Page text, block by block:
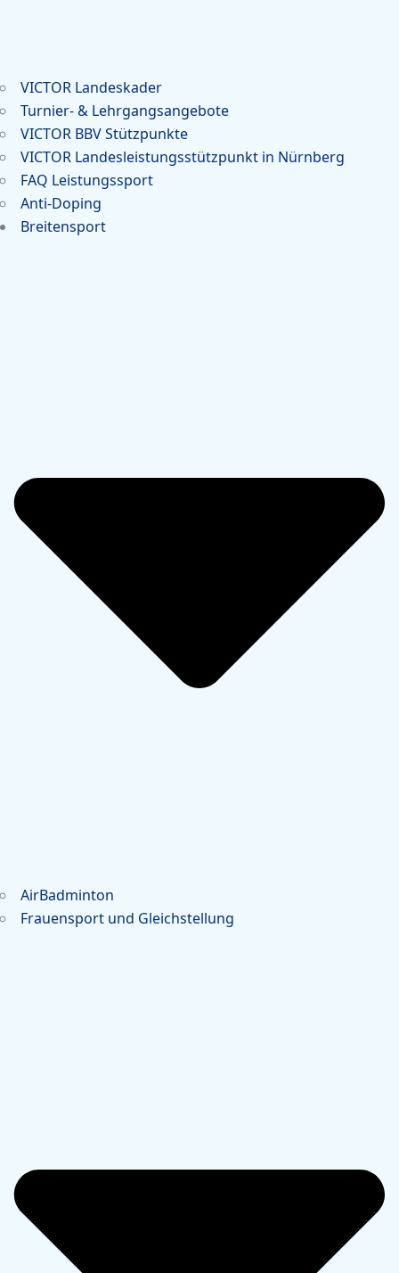
VICTOR Landeskader
Turnier- & Lehrgangsangebote
VICTOR BBV Stützpunkte
VICTOR Landesleistungsstützpunkt in Nürnberg
FAQ Leistungssport
Anti-Doping
Breitensport
AirBadminton
Frauensport und Gleichstellung